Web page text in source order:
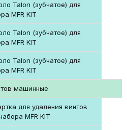
Talon (зубчатое) для
MFR KIT
Talon (зубчатое) для
MFR KIT
Talon (зубчатое) для
MFR KIT
машинные
для удаления винтов
MFR KIT